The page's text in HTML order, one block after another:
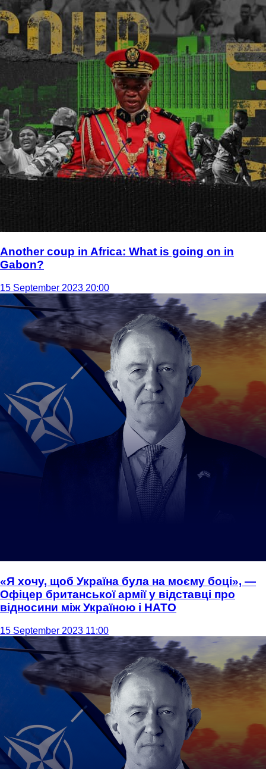
Another coup in Africa: What is going on in
Gabon?
15 September 2023 20:00
«Я хочу, щоб Україна була на моєму боці», —
Офіцер британської армії у відставці про
відносини між Україною і НАТО
15 September 2023 11:00